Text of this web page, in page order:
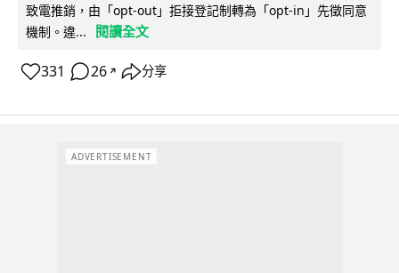
致電推銷，由「opt-out」拒接登記制轉為「opt-in」先徵同意
機制。違...
閱讀全文
331 26 ↗ 分享
ADVERTISEMENT